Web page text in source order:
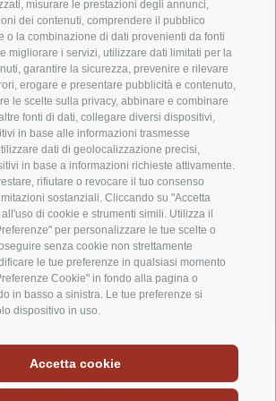
misurare le prestazioni degli annunci,
dei contenuti, comprendere il pubblico
o la combinazione di dati provenienti da fonti
migliorare i servizi, utilizzare dati limitati per la
garantire la sicurezza, prevenire e rilevare
erogare e presentare pubblicità e contenuto,
le scelte sulla privacy, abbinare e combinare
fonti di dati, collegare diversi dispositivi,
in base alle informazioni trasmesse
dati di geolocalizzazione precisi,
in base a informazioni richieste attivamente.
rifiutare o revocare il tuo consenso
sostanziali. Cliccando su "Accetta
di cookie e strumenti simili. Utilizza il
per personalizzare le tue scelte o
senza cookie non strettamente
le tue preferenze in qualsiasi momento
Cookie" in fondo alla pagina o
in basso a sinistra. Le tue preferenze si
dispositivo in uso.
Accetta cookie
OGNI